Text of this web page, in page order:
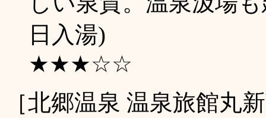
日入湯)
★★★☆☆
［北郷温泉 温泉旅館丸